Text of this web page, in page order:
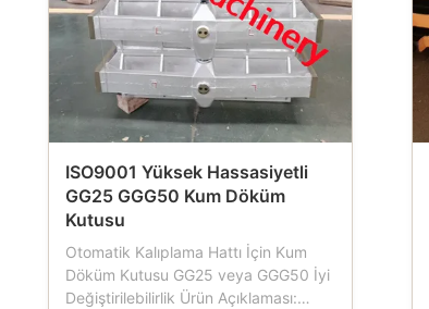
ISO9001 Yüksek Hassasiyetli
GG25 GGG50 Kum Döküm
Kutusu
Otomatik Kalıplama Hattı İçin Kum
Döküm Kutusu GG25 veya GGG50 İyi
Değiştirilebilirlik Ürün Açıklaması: